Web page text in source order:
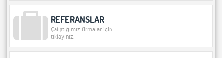
REFERANSLAR
Çalıştığımız firmalar için
tıklayınız.